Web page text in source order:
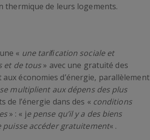
thermique de leurs logements.
« une tariﬁcation sociale et
et de tous» avec une gratuité des
économies d’énergie, parallèlement
multiplient aux dépens des plus
de l’énergie dans des « conditions
» : « je pense qu’il y a des biens
puisse accéder gratuitement« .